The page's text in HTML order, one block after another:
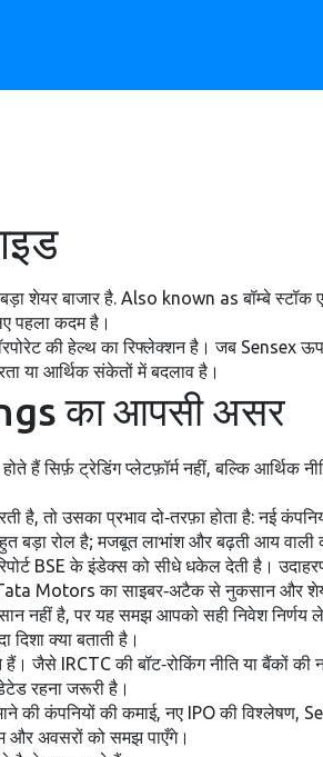
शेयर बाजार है. Also known asबॉम्बे
पहला कदम है।
की हेल्थ का रिफ्लेक्शन है। जब Sensex
या आर्थिक संकेतों में बदलाव है।
का आपसी असर
हैंसिर्फ़ ट्रेडिंग प्लेटफ़ॉर्म नहीं, बल्कि आर्थिक
है, तो उसका प्रभाव दो‑तरफ़ा होता है: नई
रोल है; मजबूत लाभांश और बढ़ती आय वाली
BSE के इंडेक्स को सीधे धकेल देती है।
Motors का साइबर‑अटैक से नुकसान और
नहीं है, पर यह समझ आपको सही निवेश
क्या बताती है।
जैसे IRCTC की बॉट‑रोकिंग नीति या बैंकों की
रहना जरूरी है।
कंपनियों की कमाई, नए IPO की विश्लेषण,
और अवसरों को समझ पाएँगे।